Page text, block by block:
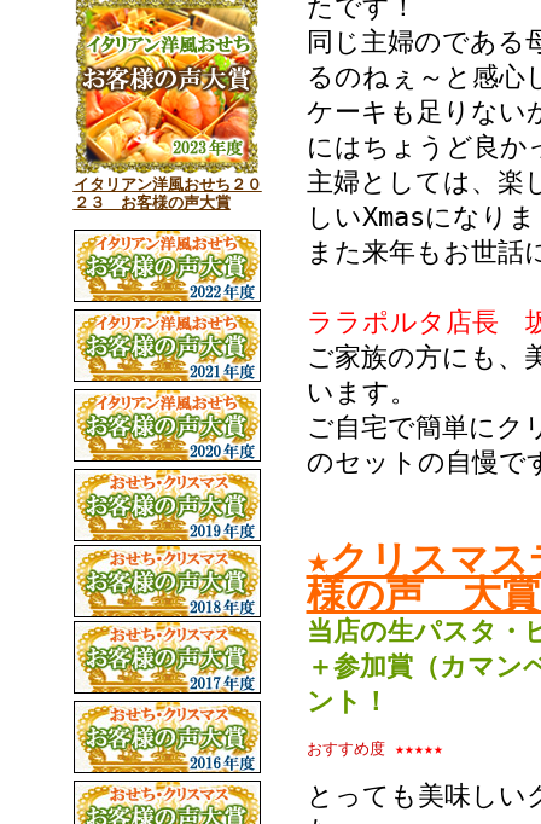
イタリアン洋風おせち２０
２３ お客様の声大賞
たです！
同じ主婦のである
るのねぇ～と感心
ケーキも足りない
にはちょうど良か
主婦としては、楽
しいXmasになり
また来年もお世
ララポルタ店長
ご家族の方にも、
います。
ご自宅で簡単にク
のセットの自慢で
★クリスマ
様の声 大
当店の生パスタ・
＋参加賞（カマン
ント ！
おすすめ度 ★★★★★
とっても美味しい